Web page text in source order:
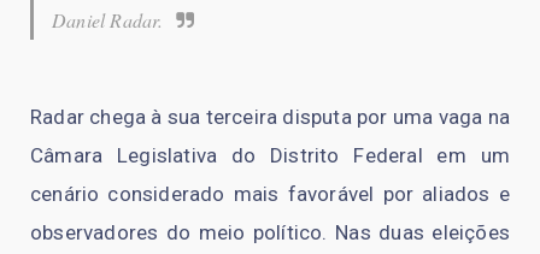
Daniel Radar.
Radar chega à sua terceira disputa por uma vaga na
Câmara Legislativa do Distrito Federal em um
cenário considerado mais favorável por aliados e
observadores do meio político. Nas duas eleições